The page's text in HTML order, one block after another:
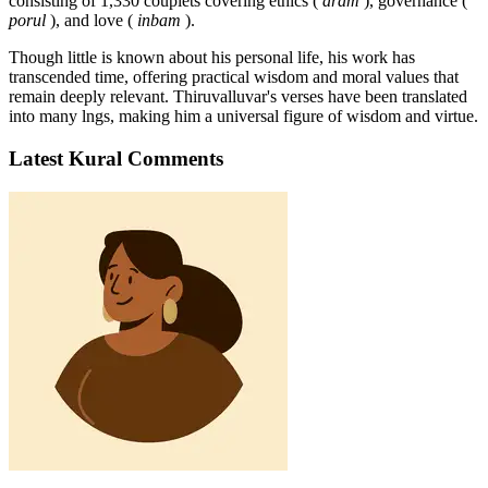
porul ), and love ( inbam ).
Though little is known about his personal life, his work has
transcended time, offering practical wisdom and moral values that
remain deeply relevant. Thiruvalluvar's verses have been translated
into many lngs, making him a universal figure of wisdom and virtue.
Latest Kural Comments